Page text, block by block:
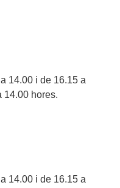
14.00 i de 16.15 a
14.00 hores.
14.00 i de 16.15 a